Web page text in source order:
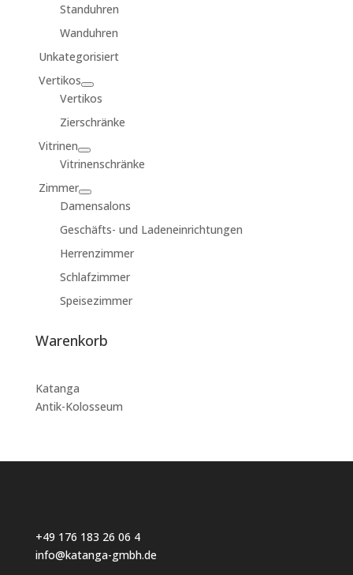
Standuhren
Wanduhren
Unkategorisiert
Vertikos
Vertikos
Zierschränke
Vitrinen
Vitrinenschränke
Zimmer
Damensalons
Geschäfts- und Ladeneinrichtungen
Herrenzimmer
Schlafzimmer
Speisezimmer
Warenkorb
Katanga
Antik-Kolosseum
+49 176 183 26 06 4
info@katanga-gmbh.de